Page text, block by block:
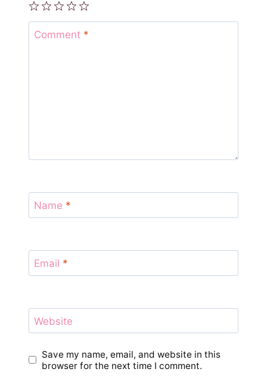
5
Stars
4
Stars
3
Stars
2
Stars
1
Star
Comment *
Name *
Email *
Website
Save my name, email, and website in this
browser for the next time I comment.